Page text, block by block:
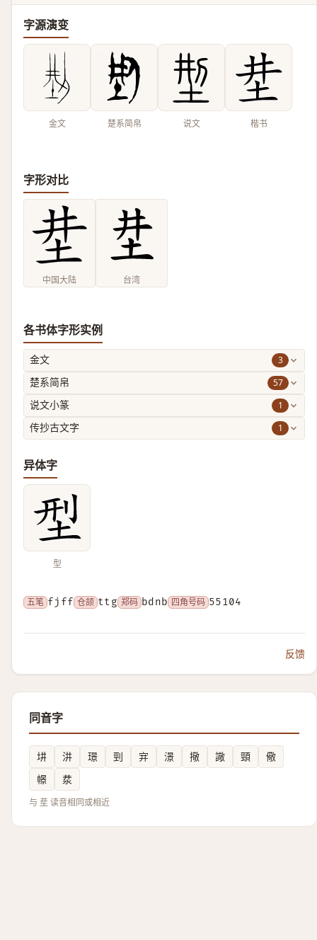
字源演变
金文 楚系简帛 说文 楷书
字形对比
中国大陆 台湾
各书体字形实例
金文 3
楚系简帛 57
说文小篆 1
传抄古文字 1
异体字
型
五笔 fjff 仓颉 ttg 郑码 bdnb 四角号码 55104
反馈
同音字
㘫 汫 璟 剄 宑 澋 擏 䜘 頸
儆
幜
汬
与 坓 读音相同或相近